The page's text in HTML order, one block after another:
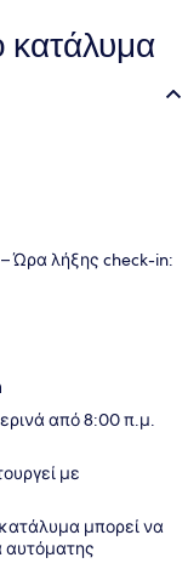
κατάλυμα
Ώρα λήξης check-in:
από 8:00 π.μ.
με
μπορεί να
αυτόματης